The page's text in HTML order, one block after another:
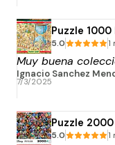
Puzzle 1000
5.0
Muy buena
Ignacio Sanchez
7/3/2025
Puzzle
5.0